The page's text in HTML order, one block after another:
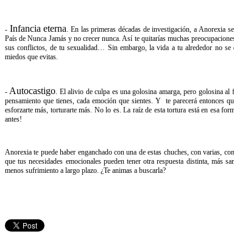
- Infancia eterna. En las primeras décadas de investigación, a Anorexia
País de Nunca Jamás y no crecer nunca. Así te quitarías muchas
sus conflictos, de tu sexualidad… Sin embargo, la vida a tu alrededor no se
miedos que evitas.
-Autocastigo.​ ​El​ ​alivio​ ​de​ ​culpa​ ​es​ ​una​ golosina​ ​amarga,​ ​pero​ ​golosina​ ​al​
pensamiento que tienes, cada emoción que sientes. Y te parecerá entonces
esforzarte más, torturarte más. No lo es. La raíz de esta tortura está en esa
antes!
Anorexia te puede haber enganchado con una de estas chuches, con varias,
que tus necesidades emocionales pueden tener otra respuesta distinta,
menos sufrimiento a largo plazo. ¿Te animas a buscarla?